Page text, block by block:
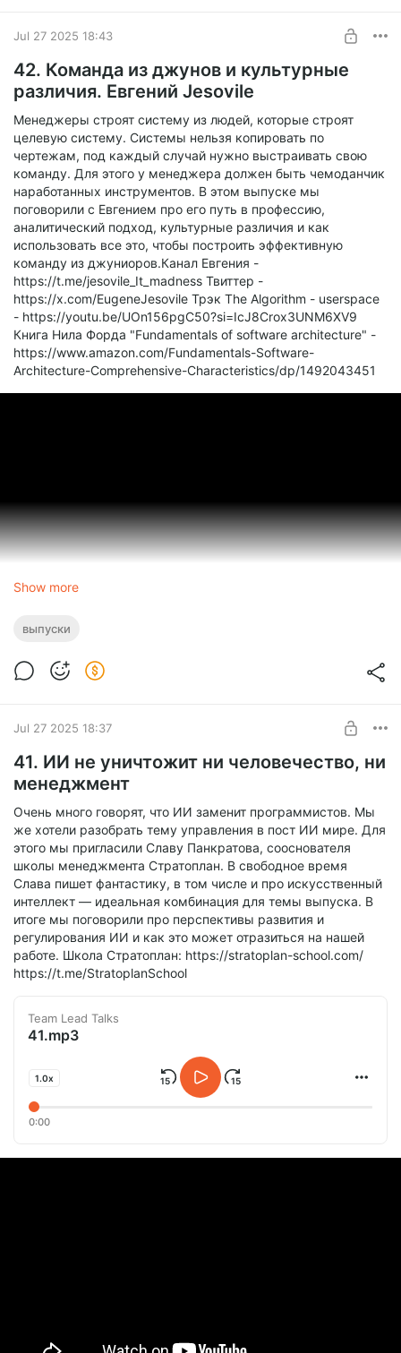
Jul 27 2025 18:43
42. Команда из джунов и культурные
различия. Евгений Jesovile
Менеджеры строят систему из людей, которые строят
целевую систему. Системы нельзя копировать по
чертежам, под каждый случай нужно выстраивать свою
команду. Для этого у менеджера должен быть чемоданчик
наработанных инструментов. В этом выпуске мы
поговорили с Евгением про его путь в профессию,
аналитический подход, культурные различия и как
использовать все это, чтобы построить эффективную
команду из джуниоров.Канал Евгения -
https://t.me/jesovile_It_madness Твиттер -
https://x.com/EugeneJesovile Трэк The Algorithm - userspace
- https://youtu.be/UOn156pgC50?si=IcJ8Crox3UNM6XV9
Книга Нила Форда "Fundamentals of software architecture" -
https://www.amazon.com/Fundamentals-Software-
Architecture-Comprehensive-Characteristics/dp/1492043451
42.mp3
0:00
Show more
выпуски
Jul 27 2025 18:37
41. ИИ не уничтожит ни человечество, ни
менеджмент
Очень много говорят, что ИИ заменит программистов. Мы
же хотели разобрать тему управления в пост ИИ мире. Для
этого мы пригласили Славу Панкратова, сооснователя
школы менеджмента Стратоплан. В свободное время
Слава пишет фантастику, в том числе и про искусственный
интеллект — идеальная комбинация для темы выпуска. В
итоге мы поговорили про перспективы развития и
регулирования ИИ и как это может отразиться на нашей
работе. Школа Стратоплан: https://stratoplan-school.com/
https://t.me/StratoplanSchool
Team Lead Talks
41.mp3
1.0x
0:00